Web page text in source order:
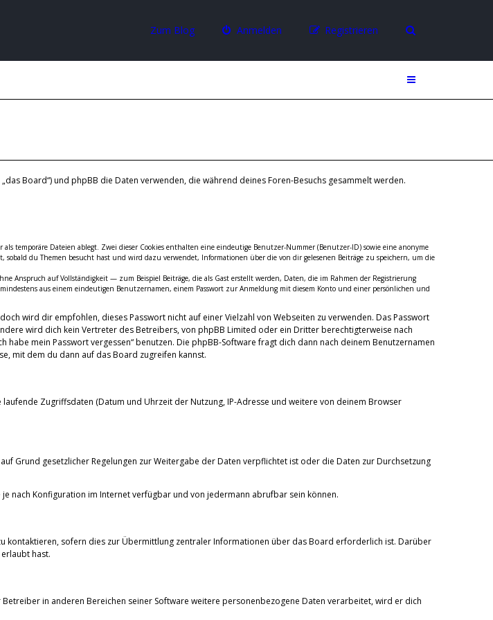
Zum Blog Anmelden Registrieren
Board“) und phpBB die Daten verwenden, die während deines Foren-Besuchs gesammelt werden.
temporäre Dateien ablegt. Zwei dieser Cookies enthalten eine eindeutige Benutzer-Nummer (Benutzer-ID) sowie eine anonyme
du Themen besucht hast und wird dazu verwendet, Informationen über die von dir gelesenen Beiträge zu speichern, um die
Anspruch auf Vollständigkeit — zum Beispiel Beiträge, die als Gast erstellt werden, Daten, die im Rahmen der Registrierung
aus einem eindeutigen Benutzernamen, einem Passwort zur Anmeldung mit diesem Konto und einer persönlichen und
wird dir empfohlen, dieses Passwort nicht auf einer Vielzahl von Webseiten zu verwenden. Das Passwort
wird dich kein Vertreter des Betreibers, von phpBB Limited oder ein Dritter berechtigterweise nach
mein Passwort vergessen“ benutzen. Die phpBB-Software fragt dich dann nach deinem Benutzernamen
mit dem du dann auf das Board zugreifen kannst.
Zugriffsdaten (Datum und Uhrzeit der Nutzung, IP-Adresse und weitere von deinem Browser
Grund gesetzlicher Regelungen zur Weitergabe der Daten verpflichtet ist oder die Daten zur Durchsetzung
nach Konfiguration im Internet verfügbar und von jedermann abrufbar sein können.
sofern dies zur Übermittlung zentraler Informationen über das Board erforderlich ist. Darüber
hast.
in anderen Bereichen seiner Software weitere personenbezogene Daten verarbeitet, wird er dich